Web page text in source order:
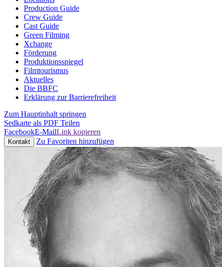
Production Guide
Crew Guide
Cast Guide
Green Filming
Xchange
Förderung
Produktionsspiegel
Filmtourismus
Aktuelles
Die BBFC
Erklärung zur Barrierefreiheit
Zum Hauptinhalt springen
Sedkarte als PDF Teilen
FacebookE-MailLink kopieren
Kontakt Zu Favoriten hinzufügen